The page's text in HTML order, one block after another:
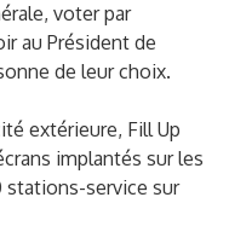
voter par
au Président de
de leur choix.
extérieure, Fill Up
implantés sur les
stations-service sur